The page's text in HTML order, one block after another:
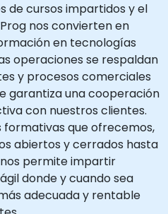
de cursos impartidos y el
nos convierten en
en tecnologías
operaciones se respaldan
y procesos comerciales
garantiza una cooperación
con nuestros clientes.
formativas que ofrecemos,
abiertos y cerrados hasta
permite impartir
donde y cuando sea
adecuada y rentable